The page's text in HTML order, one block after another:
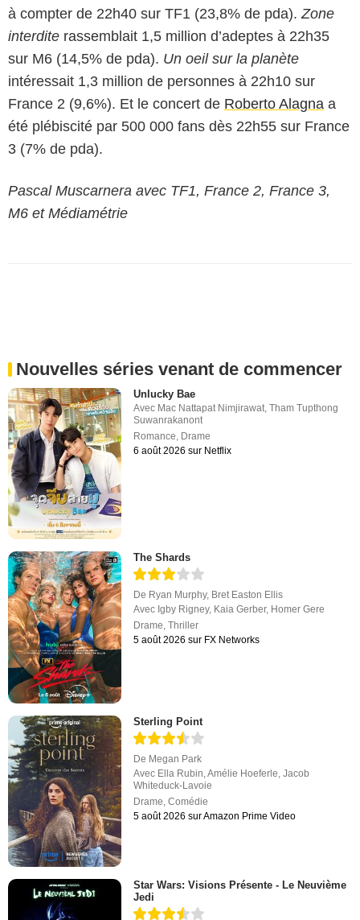
à compter de 22h40 sur TF1 (23,8% de pda). Zone
interdite rassemblait 1,5 million d’adeptes à 22h35
sur M6 (14,5% de pda). Un oeil sur la planète
intéressait 1,3 million de personnes à 22h10 sur
France 2 (9,6%). Et le concert de Roberto Alagna a
été plébiscité par 500 000 fans dès 22h55 sur France
3 (7% de pda).
Pascal Muscarnera avec TF1, France 2, France 3,
M6 et Médiamétrie
Nouvelles séries venant de commencer
Unlucky Bae
Avec Mac Nattapat Nimjirawat,Tham Tupthong
Suwanrakanont
Romance, Drame
6 août 2026 sur Netflix
The Shards
De Ryan Murphy, Bret Easton Ellis
Avec Igby Rigney, Kaia Gerber, Homer Gere
Drame,Thriller
5 août 2026 sur FX Networks
Sterling Point
De Megan Park
Avec Ella Rubin ,Amélie Hoeferle ,Jacob
Whiteduck-Lavoie
Drame ,Comédie
5 août 2026 sur Amazon Prime Video
Star Wars: Visions Présente - Le Neuvième
Jedi